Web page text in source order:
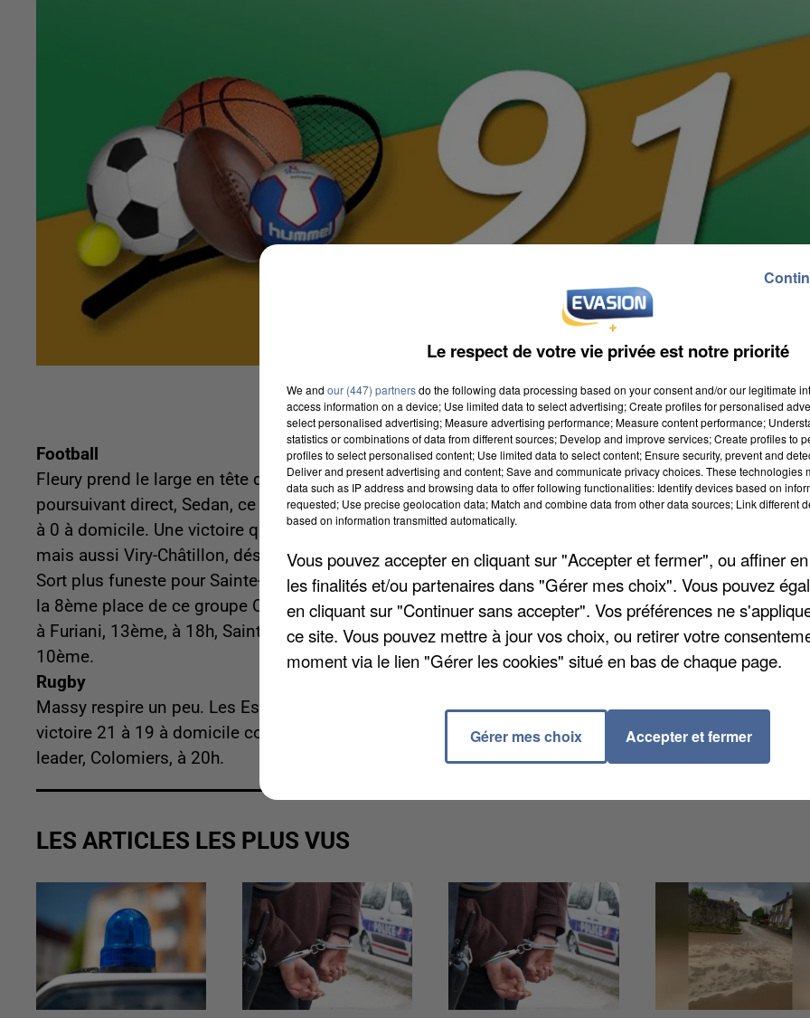
Football
Fleury prend le large en tête du groupe C de National 2. Les Essonniens ont creusé l'écart avec leur
poursuivant direct, Sedan, ce week-end pour la sixième journée du championnat. Ils se sont imposés
à 0 à domicile. Une victoire qui leur permet de compter désormais cinq points d'avance sur Sedan,
mais aussi Viry-Châtillon, désormais 3ème après sa victoire 1 – 0 également face à la réserve de
Sort plus funeste pour Sainte-Geneviève, sévèrement corrigé 4 à 1 par Arras, et qui chute de la 6ème
la 8ème place de ce groupe C. Prochains matches le samedi 30 septembre : Viry se déplacera dès
à Furiani, 13ème, à 18h, Sainte-Geneviève recevra Drancy, 4ème et Fleury ira défier la réserve du Losc,
10ème.
Rugby
Massy respire un peu. Les Essonniens remontent de la 13ème à la 8ème position de Pro 2 après leur
victoire 21 à 19 à domicile contre Dax. Pour la sixième journée samedi (22 septembre), ils recevront
leader, Colomiers, à 20h.
LES ARTICLES LES PLUS VUS
Le respect de votre vie privée est notre priorité
We and our (447) partnersdo the following data processing based on your consent and/or our legitimate
access information on a device; Use limited data to select advertising; Create profiles for personalised
select personalised advertising; Measure advertising performance; Measure content performance;
statistics or combinations of data from different sources; Develop and improve services; Create profiles to
profiles to select personalised content; Use limited data to select content; Ensure security, prevent and
Deliver and present advertising and content; Save and communicate privacy choices. These technologies
data such as IP address and browsing data to offer following functionalities: Identify devices based on
requested; Use precise geolocation data; Match and combine data from other data sources; Link different
based on information transmitted automatically.
Vous pouvez accepter en cliquant sur "Accepter et fermer", ou affiner
les finalités et/ou partenaires dans "Gérer mes choix". Vous pouvez
en cliquant sur "Continuer sans accepter". Vos préférences ne
ce site. Vous pouvez mettre à jour vos choix, ou retirer votre
moment via le lien "Gérer les cookies" situé en bas de chaque page.
Gérer mes choix Accepter et fermer